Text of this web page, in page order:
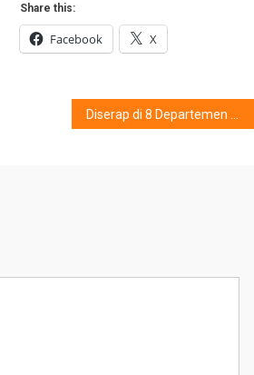
Share this:
Facebook X